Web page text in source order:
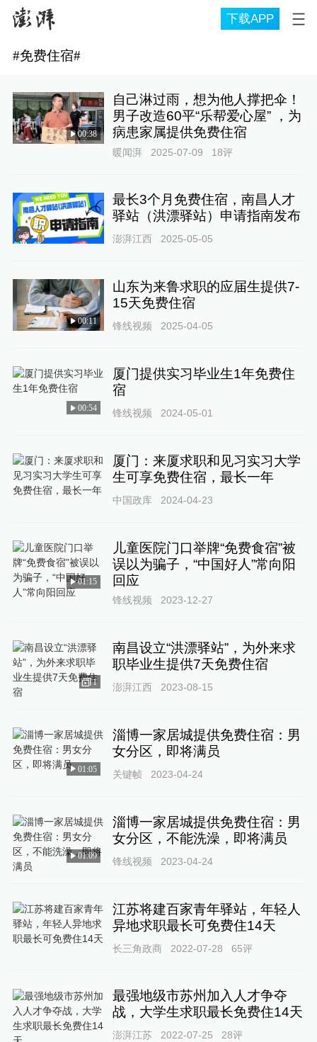
下载APP
#免费住宿#
00:38
自己淋过雨，想为他人撑把伞！
男子改造60平“乐帮爱心屋” ，为
病患家属提供免费住宿
暖闻湃 2025-07-09 18评
最长3个月免费住宿，南昌人才
驿站（洪漂驿站）申请指南发布
澎湃江西 2025-05-05
00:11
山东为来鲁求职的应届生提供7-
15天免费住宿
锋线视频 2025-04-05
00:54
厦门提供实习毕业生1年免费住
宿
锋线视频 2024-05-01
厦门：来厦求职和见习实习大学
生可享免费住宿，最长一年
中国政库 2024-04-23
01:15
儿童医院门口举牌“免费食宿”被
误以为骗子，“中国好人”常向阳
回应
锋线视频 2023-12-27
1
南昌设立“洪漂驿站”，为外来求
职毕业生提供7天免费住宿
澎湃江西 2023-08-15
01:05
淄博一家居城提供免费住宿：男
女分区，即将满员
关键帧 2023-04-24
01:09
淄博一家居城提供免费住宿：男
女分区，不能洗澡，即将满员
锋线视频 2023-04-24
江苏将建百家青年驿站，年轻人
异地求职最长可免费住14天
长三角政商 2022-07-28 65评
最强地级市苏州加入人才争夺
战，大学生求职最长免费住14天
澎湃江苏 2022-07-25 28评